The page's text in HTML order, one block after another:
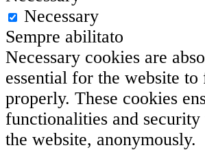
Necessary
Sempre abilitato
Necessary cookies are
essential for the website
properly. These cookies
functionalities and
the website, anonymously.